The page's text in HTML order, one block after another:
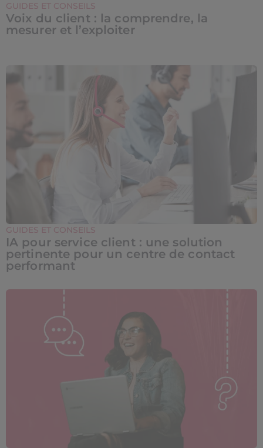
GUIDES ET CONSEILS
Voix du client : la comprendre, la
mesurer et l’exploiter
GUIDES ET CONSEILS
IA pour service client : une solution
pertinente pour un centre de contact
performant